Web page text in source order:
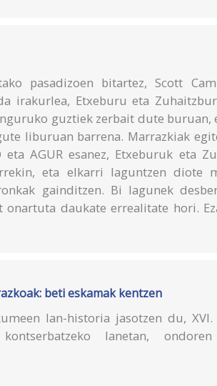
pasadizoen bitartez, Scott
irakurlea, Etxeburu eta
guztiek zerbait dute buruan,
liburuan barrena. Marrazkiak
eta AGUR esanez, Etxeburuk eta
eta elkarri laguntzen diote
gainditzen. Bi lagunek
onartuta daukate errealitate hori.
beti eskamak kentzen
lan-historia jasotzen du,
lanetan,